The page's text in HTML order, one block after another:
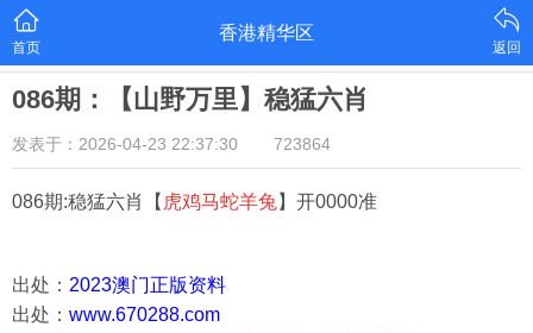
首页
香港精华区
返回
086期：【山野万里】稳猛六肖
发表于：2026-04-23 22:37:30 723864
086期:稳猛六肖【 虎鸡马蛇羊兔 】开0000准
出处： 2023澳门正版资料
出处： www.670288.com